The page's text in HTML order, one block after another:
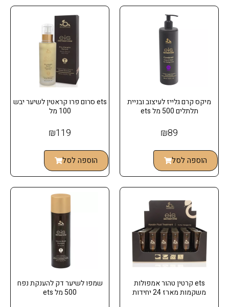
מיקס קרם גלייז לעיצוב ובניית
תלתלים 500 מל ets
₪89
הוספה לסל
ets סרום פרו קראטין לשיער יבש
100 מל
₪119
הוספה לסל
ets קרטין טהור אמפולות
משקמות מארז 24 יחידות
שמפו לשיער דק להענקת נפח
500 מל ets